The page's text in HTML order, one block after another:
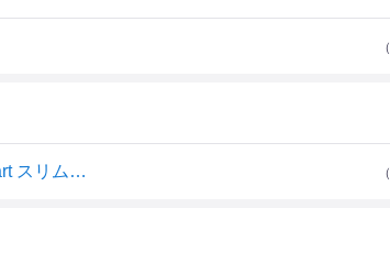
（
山崎実業(Yamazaki) ティッシュケース ホワイト 約W13×D11×H25.5cm スマート smart スリムに立てて置ける 7984 （